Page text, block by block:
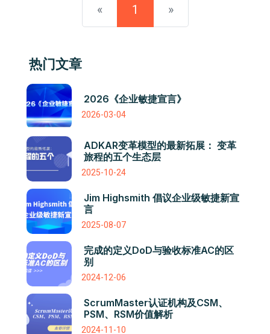
« 1 »
热门文章
2026《企业敏捷宣言》
2026-03-04
ADKAR变革模型的最新拓展： 变革
旅程的五个生态层
2025-10-24
Jim Highsmith 倡议企业级敏捷新宣
言
2025-08-07
完成的定义DoD与验收标准AC的区
别
2024-12-06
ScrumMaster认证机构及CSM、
PSM、RSM价值解析
2024-11-10